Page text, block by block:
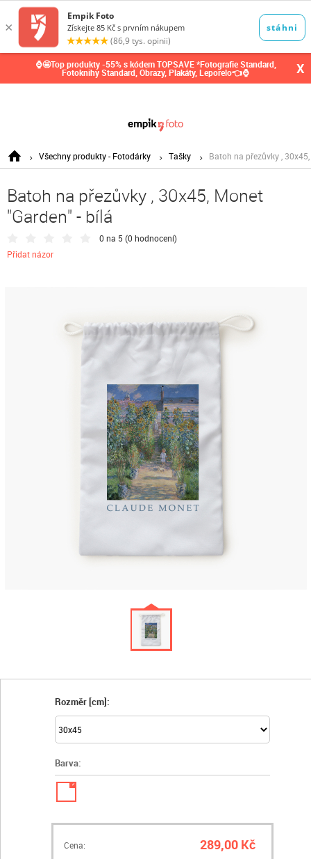
⌚🤩Top produkty -55% s kódem TOPSAVE *Fotografie Standard,
Fotoknihy Standard, Obrazy, Plakáty, Leporelo👈⌚ X
Všechny produkty - Fotodárky Tašky Batoh na přezůvky ,
Batoh na přezůvky , 30x45, Monet
"Garden" - bílá
0 na 5 (0 hodnocení)
Přidat názor
Rozměr [cm]:
Barva:
✓
Cena: 289,00 Kč